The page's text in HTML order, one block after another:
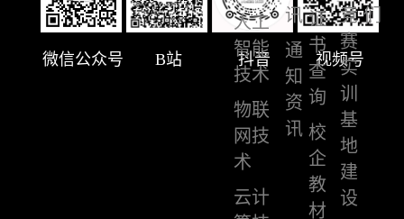
微信公众号 B站 抖音 视频号
人工
智能
技术
物联
网技
术
云计
讯
通
知
资
讯
证
书
查
询
校
企
教
材
竞
赛
实
训
基
地
建
设
们